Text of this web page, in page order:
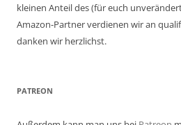
kleinen Anteil des (für euch
Amazon-Partner verdienen wir an
danken wir herzlichst.
PATREON